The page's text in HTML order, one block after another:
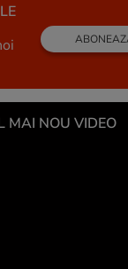
MAI NOU VIDEO